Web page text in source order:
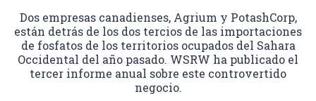
Dos empresas canadienses, Agrium y PotashCorp,
están detrás de los dos tercios de las importaciones
de fosfatos de los territorios ocupados del Sahara
Occidental del año pasado. WSRW ha publicado el
tercer informe anual sobre este controvertido
negocio.